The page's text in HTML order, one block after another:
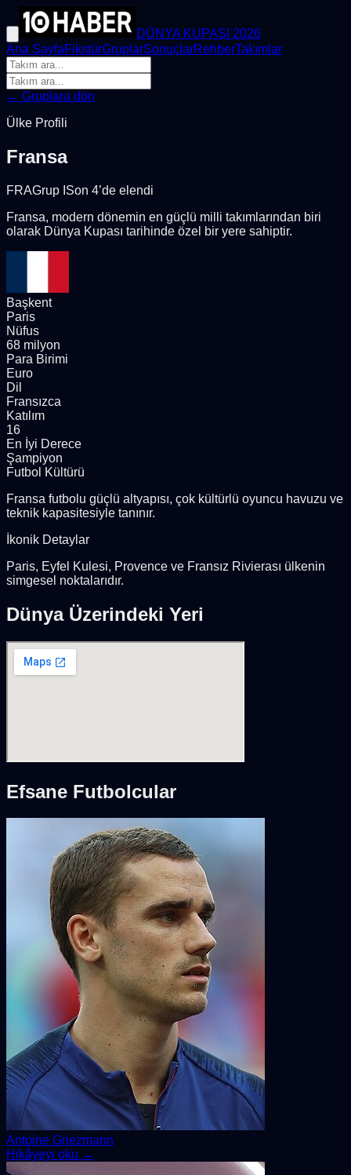
DÜNYA KUPASI 2026
Ana SayfaFikstürGruplarSonuçlarRehberTakımlar
← Gruplara dön
Ülke Profili
Fransa
FRAGrup Son 4’de elendi
Fransa, modern dönemin en güçlü milli takımlarından biri
olarak Dünya Kupası tarihinde özel bir yere sahiptir.
Başkent
Paris
Nüfus
68 milyon
Para Birimi
Euro
Dil
Fransızca
Katılım
16
En İyi Derece
Şampiyon
Futbol Kültürü
Fransa futbolu güçlü altyapısı, çok kültürlü oyuncu havuzu ve
teknik kapasitesiyle tanınır.
İkonik Detaylar
Paris, Eyfel Kulesi, Provence ve Fransız Rivierası ülkenin
simgesel noktalarıdır.
Dünya Üzerindeki Yeri
Efsane Futbolcular
Antoine Griezmann
Hikâyeyi oku →